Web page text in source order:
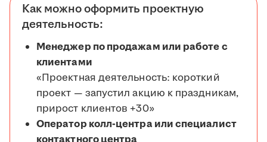
Как можно оформить проектную
деятельность:
Менеджер по продажам или работе с
клиентами
«Проектная деятельность: короткий
проект — запустил акцию к праздникам,
прирост клиентов +30»
Оператор колл-центра или специалист